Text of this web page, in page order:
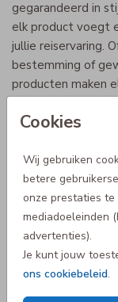
Cookies
Wij gebruiken
betere
onze prestaties
mediadoeleinden
advertenties).
Je kunt jouw
ons cookiebeleid.
gegarandeerd in
elk product voegt
jullie reiservaring.
bestemming of
producten maken